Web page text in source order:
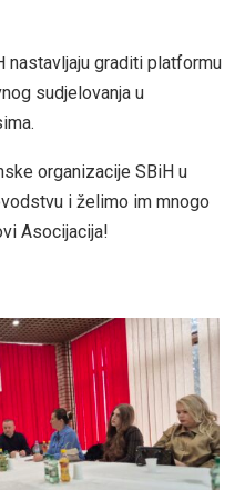
nastavljaju graditi platformu
sudjelovanja u
organizacije SBiH u
i želimo im mnogo
Asocijacija!